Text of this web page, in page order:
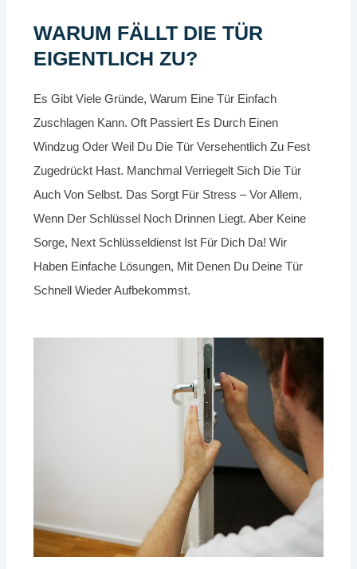
WARUM FÄLLT DIE TÜR
EIGENTLICH ZU?
Es Gibt Viele Gründe, Warum Eine Tür Einfach
Zuschlagen Kann. Oft Passiert Es Durch Einen
Windzug Oder Weil Du Die Tür Versehentlich Zu Fest
Zugedrückt Hast. Manchmal Verriegelt Sich Die Tür
Auch Von Selbst. Das Sorgt Für Stress – Vor Allem,
Wenn Der Schlüssel Noch Drinnen Liegt. Aber Keine
Sorge, Next Schlüsseldienst Ist Für Dich Da! Wir
Haben Einfache Lösungen, Mit Denen Du Deine Tür
Schnell Wieder Aufbekommst.